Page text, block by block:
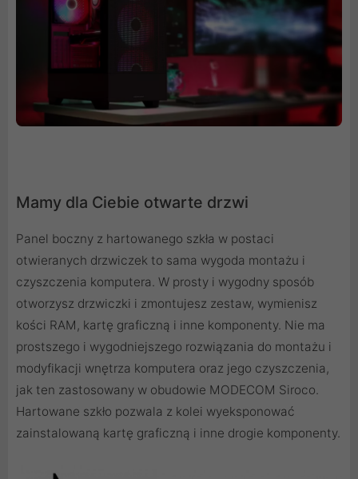
Mamy dla Ciebie otwarte drzwi
Panel boczny z hartowanego szkła w postaci
otwieranych drzwiczek to sama wygoda montażu i
czyszczenia komputera. W prosty i wygodny sposób
otworzysz drzwiczki i zmontujesz zestaw, wymienisz
kości RAM, kartę graficzną i inne komponenty. Nie ma
prostszego i wygodniejszego rozwiązania do montażu i
modyfikacji wnętrza komputera oraz jego czyszczenia,
jak ten zastosowany w obudowie MODECOM Siroco.
Hartowane szkło pozwala z kolei wyeksponować
zainstalowaną kartę graficzną i inne drogie komponenty.